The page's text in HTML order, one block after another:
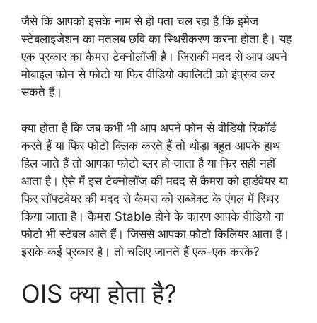
जैसे कि आपको इसके नाम से ही पता चल रहा है कि इमेज
स्टेबलाइजेशन का मतलब छवि का स्थिरीकरण करना होता है। यह
एक प्रकार का कैमरा टेक्नोलॉजी है। जिसकी मदद से आप अपने
मोबाइल फोन से फोटो या फिर वीडियो क्वालिटी को इंप्रूव कर
सकते हैं।
क्या होता है कि जब कभी भी आप अपने फोन से वीडियो रिकॉर्ड
करते हैं या फिर फोटो क्लिक करते हैं तो थोड़ा बहुत आपके हाथ
हिल जाते हैं तो आपका फोटो ब्लर हो जाता है या फिर सही नहीं
आता है। ऐसे में इस टेक्नोलॉज की मदद से कैमरा को हार्डवेयर या
फिर सॉफ्टवेयर की मदद से कैमरा को सब्जेक्ट के एंगल में स्थिर
किया जाता है। कैमरा Stable होने के कारण आपके वीडियो या
फोटो भी स्टेबल आते हैं। जिससे आपका फोटो किलियर आता है।
इसके कई प्रकार है। तो चलिए जानते हैं एक-एक करके?
OIS क्या होता है?